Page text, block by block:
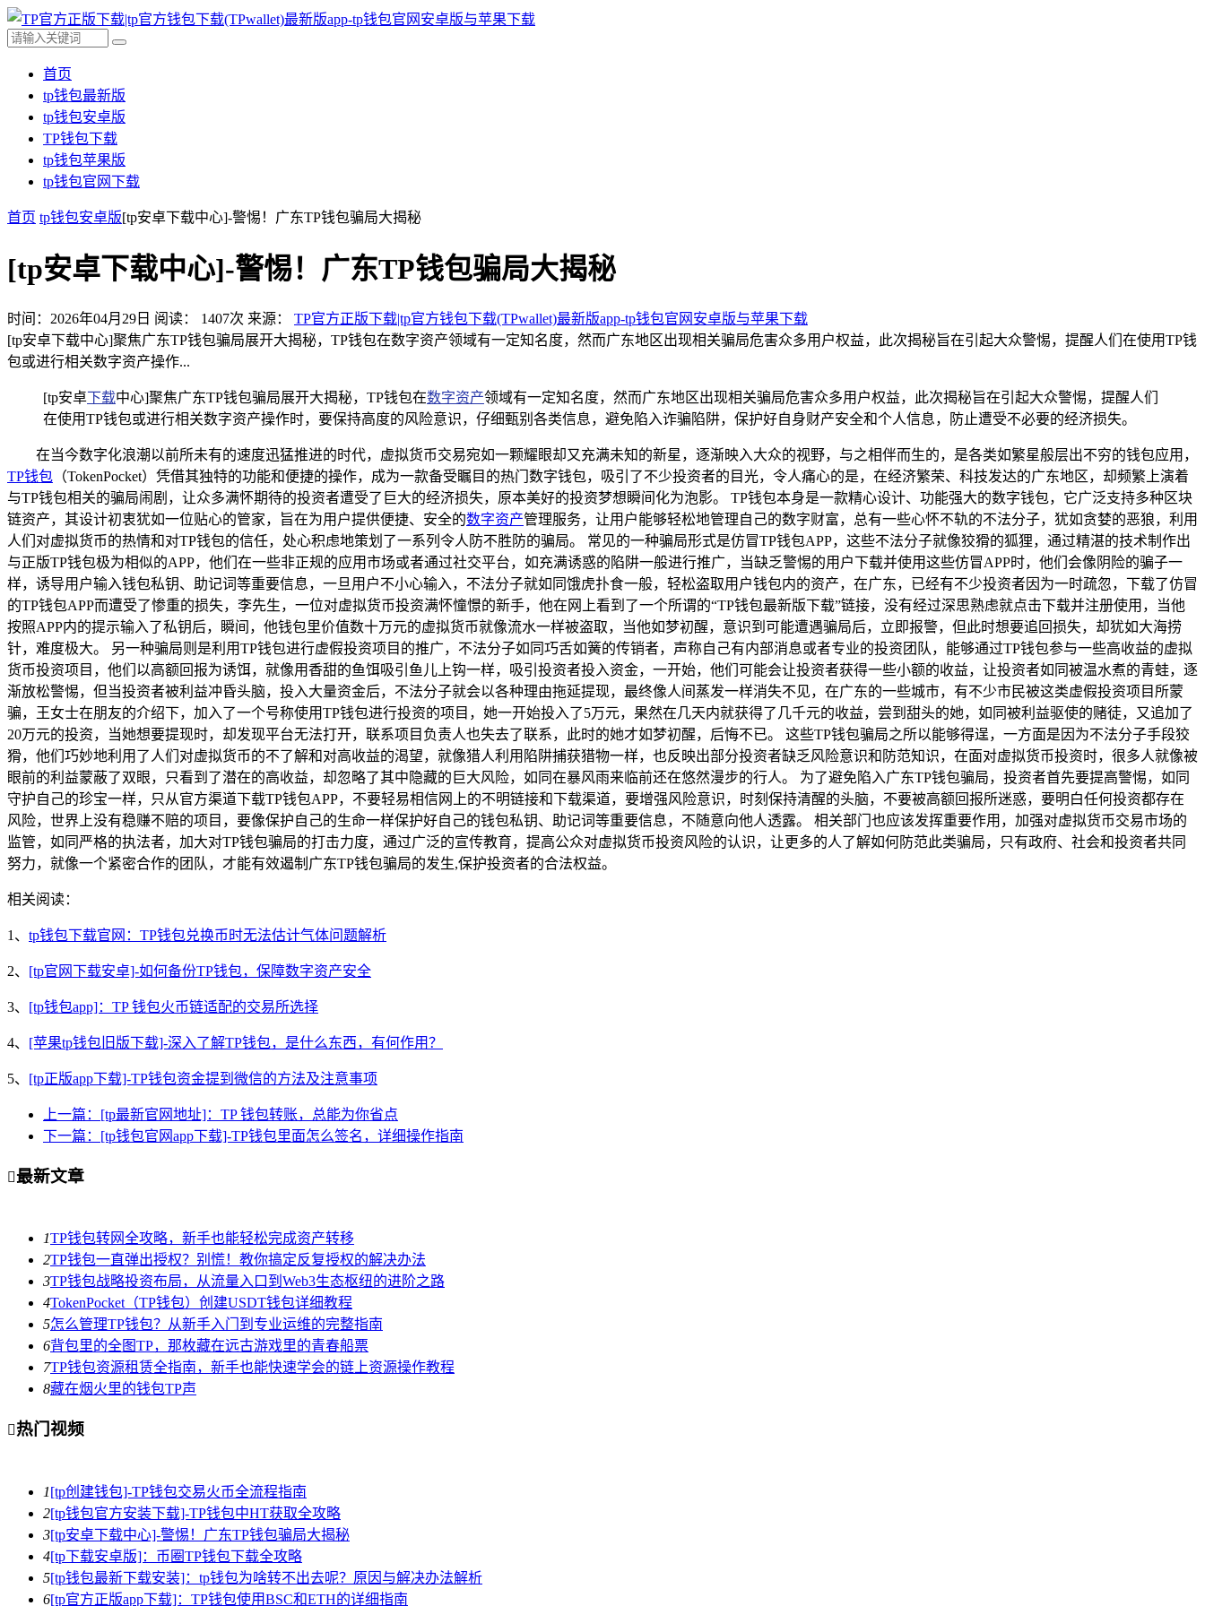
首页
tp钱包最新版
tp钱包安卓版
TP钱包下载
tp钱包苹果版
tp钱包官网下载
首页 tp钱包安卓版[tp安卓下载中心]-警惕！广东TP钱包骗局大揭秘
[tp安卓下载中心]-警惕！广东TP钱包骗局大揭秘
时间：2026年04月29日 阅读： 1407次 来源： TP官方正版下载|tp官方钱包下载(TPwallet)最新版app-tp钱包官网安卓版与苹果下载
[tp安卓下载中心]聚焦广东TP钱包骗局展开大揭秘，TP钱包在数字资产领域有一定知名度，然而广东地区出现相关骗局危害众多用户权益，此次揭秘旨在引起大众警惕，提醒人们在使用TP钱
包或进行相关数字资产操作...
[tp安卓下载中心]聚焦广东TP钱包骗局展开大揭秘，TP钱包在数字资产领域有一定知名度，然而广东地区出现相关骗局危害众多用户权益，此次揭秘旨在引起大众警惕，提醒人们
在使用TP钱包或进行相关数字资产操作时，要保持高度的风险意识，仔细甄别各类信息，避免陷入诈骗陷阱，保护好自身财产安全和个人信息，防止遭受不必要的经济损失。
在当今数字化浪潮以前所未有的速度迅猛推进的时代，虚拟货币交易宛如一颗耀眼却又充满未知的新星，逐渐映入大众的视野，与之相伴而生的，是各类如繁星般层出不穷的钱包应用，
TP钱包 （TokenPocket）凭借其独特的功能和便捷的操作，成为一款备受瞩目的热门数字钱包，吸引了不少投资者的目光，令人痛心的是，在经济繁荣、科技发达的广东地区，却频繁上演着
与TP钱包相关的骗局闹剧，让众多满怀期待的投资者遭受了巨大的经济损失，原本美好的投资梦想瞬间化为泡影。 TP钱包本身是一款精心设计、功能强大的数字钱包，它广泛支持多种区块
链资产，其设计初衷犹如一位贴心的管家，旨在为用户提供便捷、安全的数字资产管理服务，让用户能够轻松地管理自己的数字财富，总有一些心怀不轨的不法分子，犹如贪婪的恶狼，利用
人们对虚拟货币的热情和对TP钱包的信任，处心积虑地策划了一系列令人防不胜防的骗局。 常见的一种骗局形式是仿冒TP钱包APP，这些不法分子就像狡猾的狐狸，通过精湛的技术制作出
与正版TP钱包极为相似的APP，他们在一些非正规的应用市场或者通过社交平台，如充满诱惑的陷阱一般进行推广，当缺乏警惕的用户下载并使用这些仿冒APP时，他们会像阴险的骗子一
样，诱导用户输入钱包私钥、助记词等重要信息，一旦用户不小心输入，不法分子就如同饿虎扑食一般，轻松盗取用户钱包内的资产，在广东，已经有不少投资者因为一时疏忽，下载了仿冒
的TP钱包APP而遭受了惨重的损失，李先生，一位对虚拟货币投资满怀憧憬的新手，他在网上看到了一个所谓的“TP钱包最新版下载”链接，没有经过深思熟虑就点击下载并注册使用，当他
按照APP内的提示输入了私钥后，瞬间，他钱包里价值数十万元的虚拟货币就像流水一样被盗取，当他如梦初醒，意识到可能遭遇骗局后，立即报警，但此时想要追回损失，却犹如大海捞
针，难度极大。 另一种骗局则是利用TP钱包进行虚假投资项目的推广，不法分子如同巧舌如簧的传销者，声称自己有内部消息或者专业的投资团队，能够通过TP钱包参与一些高收益的虚拟
货币投资项目，他们以高额回报为诱饵，就像用香甜的鱼饵吸引鱼儿上钩一样，吸引投资者投入资金，一开始，他们可能会让投资者获得一些小额的收益，让投资者如同被温水煮的青蛙，逐
渐放松警惕，但当投资者被利益冲昏头脑，投入大量资金后，不法分子就会以各种理由拖延提现，最终像人间蒸发一样消失不见，在广东的一些城市，有不少市民被这类虚假投资项目所蒙
骗，王女士在朋友的介绍下，加入了一个号称使用TP钱包进行投资的项目，她一开始投入了5万元，果然在几天内就获得了几千元的收益，尝到甜头的她，如同被利益驱使的赌徒，又追加了
20万元的投资，当她想要提现时，却发现平台无法打开，联系项目负责人也失去了联系，此时的她才如梦初醒，后悔不已。 这些TP钱包骗局之所以能够得逞，一方面是因为不法分子手段狡
猾，他们巧妙地利用了人们对虚拟货币的不了解和对高收益的渴望，就像猎人利用陷阱捕获猎物一样，也反映出部分投资者缺乏风险意识和防范知识，在面对虚拟货币投资时，很多人就像被
眼前的利益蒙蔽了双眼，只看到了潜在的高收益，却忽略了其中隐藏的巨大风险，如同在暴风雨来临前还在悠然漫步的行人。 为了避免陷入广东TP钱包骗局，投资者首先要提高警惕，如同
守护自己的珍宝一样，只从官方渠道下载TP钱包APP，不要轻易相信网上的不明链接和下载渠道，要增强风险意识，时刻保持清醒的头脑，不要被高额回报所迷惑，要明白任何投资都存在
风险，世界上没有稳赚不赔的项目，要像保护自己的生命一样保护好自己的钱包私钥、助记词等重要信息，不随意向他人透露。 相关部门也应该发挥重要作用，加强对虚拟货币交易市场的
监管，如同严格的执法者，加大对TP钱包骗局的打击力度，通过广泛的宣传教育，提高公众对虚拟货币投资风险的认识，让更多的人了解如何防范此类骗局，只有政府、社会和投资者共同
努力，就像一个紧密合作的团队，才能有效遏制广东TP钱包骗局的发生,保护投资者的合法权益。
相关阅读：
1、 tp钱包下载官网：TP钱包兑换币时无法估计气体问题解析
2、 [tp官网下载安卓]-如何备份TP钱包，保障数字资产安全
3、 [tp钱包app]：TP 钱包火币链适配的交易所选择
4、 [苹果tp钱包旧版下载]-深入了解TP钱包，是什么东西，有何作用？
5、 [tp正版app下载]-TP钱包资金提到微信的方法及注意事项
上一篇：[tp最新官网地址]：TP 钱包转账，总能为你省点
下一篇：[tp钱包官网app下载]-TP钱包里面怎么签名，详细操作指南
最新文章
1TP钱包转网全攻略，新手也能轻松完成资产转移
2TP钱包一直弹出授权？别慌！教你搞定反复授权的解决办法
3TP钱包战略投资布局，从流量入口到Web3生态枢纽的进阶之路
4TokenPocket（TP钱包）创建USDT钱包详细教程
5怎么管理TP钱包？从新手入门到专业运维的完整指南
6背包里的全图TP，那枚藏在远古游戏里的青春船票
7TP钱包资源租赁全指南，新手也能快速学会的链上资源操作教程
8藏在烟火里的钱包TP声
热门视频
1[tp创建钱包]-TP钱包交易火币全流程指南
2[tp钱包官方安装下载]-TP钱包中HT获取全攻略
3[tp安卓下载中心]-警惕！广东TP钱包骗局大揭秘
4[tp下载安卓版]：币圈TP钱包下载全攻略
5[tp钱包最新下载安装]：tp钱包为啥转不出去呢？原因与解决办法解析
6[tp官方正版app下载]：TP钱包使用BSC和ETH的详细指南